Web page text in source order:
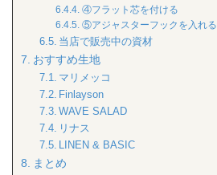
④フラット芯を付ける
⑤アジャスターフックを入れる
当店で販売中の資材
おすすめ生地
マリメッコ
Finlayson
WAVE SALAD
リナス
LINEN & BASIC
まとめ